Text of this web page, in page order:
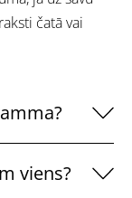
čatā vai
viens?